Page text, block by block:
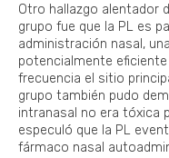
Otro hallazgo alentador
grupo fue que la PL es
administración nasal,
potencialmente
frecuencia el sitio
grupo también pudo
intranasal no era tóxica
especuló que la PL
fármaco nasal